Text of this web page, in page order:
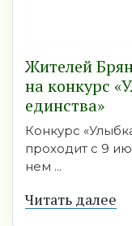
Жителей
на конкурс
единства»
Конкурс
проходит с 9
нем ...
Читать далее